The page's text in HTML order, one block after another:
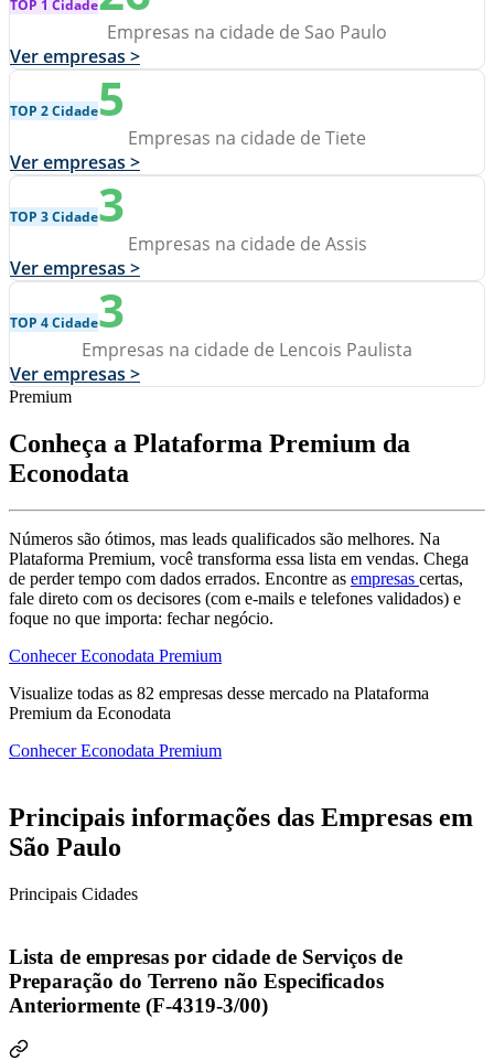
TOP 1 Cidade
Empresas na cidade de Sao Paulo
Ver empresas >
TOP 2 Cidade5
Empresas na cidade de Tiete
Ver empresas >
TOP 3 Cidade3
Empresas na cidade de Assis
Ver empresas >
TOP 4 Cidade3
Empresas na cidade de Lencois Paulista
Ver empresas >
Premium
Conheça a Plataforma Premium da
Econodata
Números são ótimos, mas leads qualificados são melhores. Na
Plataforma Premium, você transforma essa lista em vendas. Chega
de perder tempo com dados errados. Encontre as empresas certas,
fale direto com os decisores (com e-mails e telefones validados) e
foque no que importa: fechar negócio.
Conhecer Econodata Premium
Visualize todas as 82 empresas desse mercado na Plataforma
Premium da Econodata
Conhecer Econodata Premium
Principais informações das Empresas em
São Paulo
Principais Cidades
Lista de empresas por cidade de Serviços de
Preparação do Terreno não Especificados
Anteriormente (F-4319-3/00)